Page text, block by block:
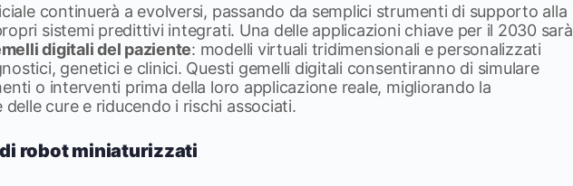
continuerà a evolversi, passando da semplici strumenti di supporto alla
sistemi predittivi integrati. Una delle applicazioni chiave per il 2030 sarà
digitali del paziente: modelli virtuali tridimensionali e personalizzati
genetici e clinici. Questi gemelli digitali consentiranno di simulare
o interventi prima della loro applicazione reale, migliorando la
cure e riducendo i rischi associati.
robot miniaturizzati